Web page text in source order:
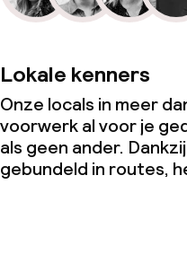
Lokale kenners
Onze locals in meer
voorwerk al voor je
als geen ander.
gebundeld in routes,